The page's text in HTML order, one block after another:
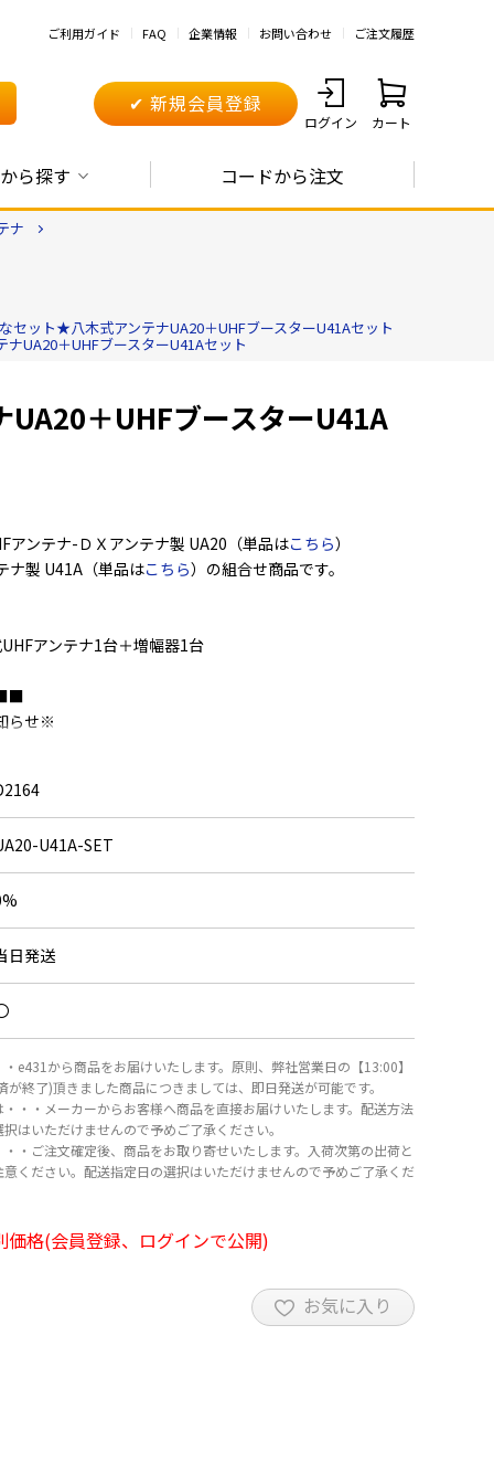
ご利用ガイド FAQ 企業情報 お問い合わせ ご注文履歴
✔ 新規会員登録
ログイン カート
ら探す コードから注文
ナ
セット★八木式アンテナUA20＋UHFブースターU41Aセット
UA20＋UHFブースターU41Aセット
＋UHFブースターU41A
アンテナ-ＤＸアンテナ製 UA20（単品はこちら）
ナ製 U41A（単品はこちら）の組合せ商品です。
アンテナ1台＋増幅器1台
らせ※
い。
U41A-SET
日発送
e431から商品をお届けいたします。原則、弊社営業日の【13:00】
が終了)頂きました商品につきましては、即日発送が可能です。
・・メーカーからお客様へ商品を直接お届けいたします。配送方法
はいただけませんので予めご了承ください。
・ご注文確定後、商品をお取り寄せいたします。入荷次第の出荷と
ください。配送指定日の選択はいただけませんので予めご了承くだ
価格(会員登録、ログインで公開)
お気に入り